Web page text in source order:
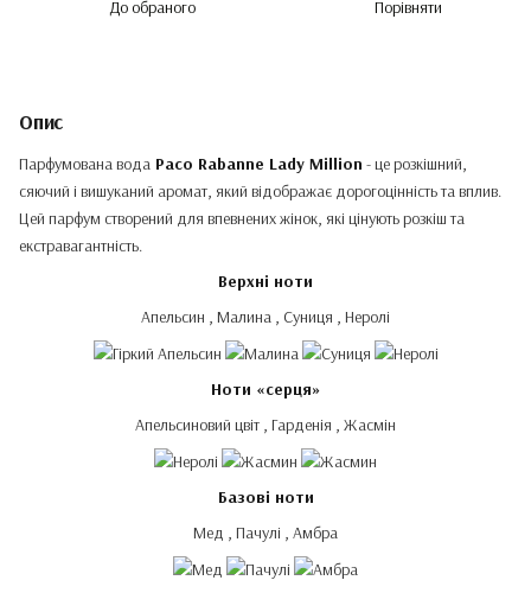
До обраного Порівняти
Опис
Парфумована вода Paco Rabanne Lady Million - це розкішний,
сяючий і вишуканий аромат, який відображає дорогоцінність та вплив.
Цей парфум створений для впевнених жінок, які цінують розкіш та
екстравагантність.
Верхні ноти
Апельсин , Малина , Суниця , Неролі
Ноти «серця»
Апельсиновий цвіт , Гарденія , Жасмін
Базові ноти
Мед , Пачулі , Амбра